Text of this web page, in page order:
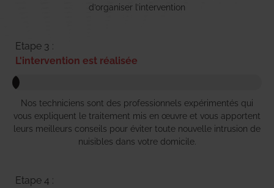
d’organiser l’intervention
Etape 3 :
L'intervention est réalisée
Nos techniciens sont des professionnels expérimentés qui
vous expliquent le traitement mis en œuvre et vous apportent
leurs meilleurs conseils pour éviter toute nouvelle intrusion de
nuisibles dans votre domicile.
Etape 4 :